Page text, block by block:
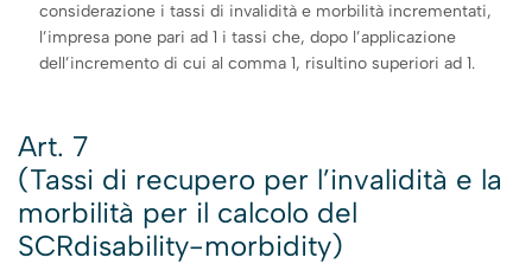
considerazione i tassi di invalidità e morbilità incrementati,
l’impresa pone pari ad 1 i tassi che, dopo l’applicazione
dell’incremento di cui al comma 1, risultino superiori ad 1.
Art. 7
(Tassi di recupero per l’invalidità e la
morbilità per il calcolo del
SCRdisability-morbidity)